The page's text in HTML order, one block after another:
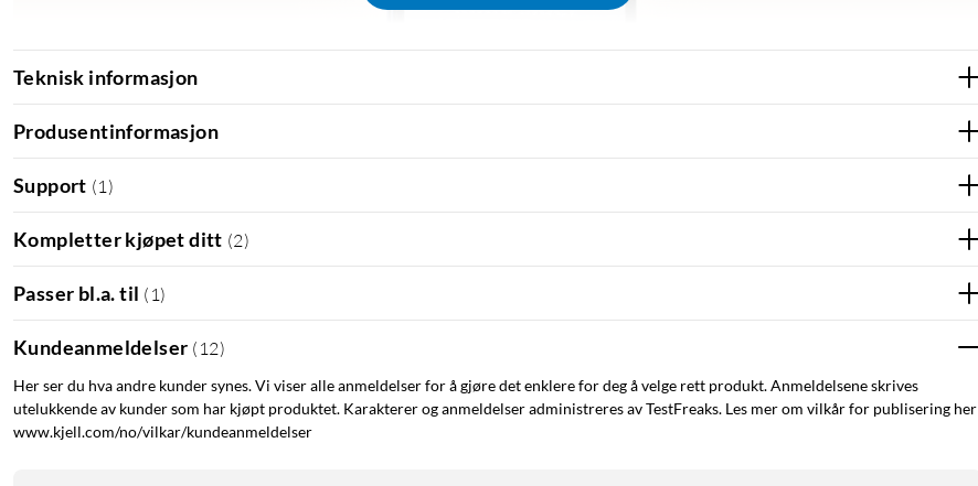
Funksjoner:
Teknisk informasjon
Produsentinformasjon
Support (1 )
Kompletter kjøpet ditt (2)
Passer bl.a. til ( 1 )
Kundeanmeldelser ( 12)
Her ser du hva andre kunder synes. Vi viser alle anmeldelser for å gjøre det enklere for deg å velge rett produkt. Anmeldelsene skrives
utelukkende av kunder som har kjøpt produktet. Karakterer og anmeldelser administreres av TestFreaks. Les mer om vilkår for publisering her
www.kjell.com/no/vilkar/kundeanmeldelser